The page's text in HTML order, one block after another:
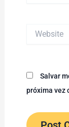
Salvar
próxima vez